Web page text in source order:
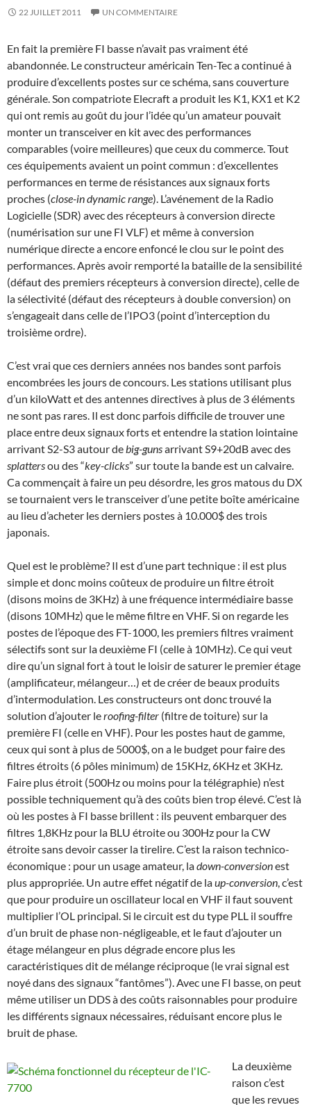
22 JUILLET 2011 UN COMMENTAIRE
En fait la première FI basse n’avait pas vraiment été
abandonnée. Le constructeur américain Ten-Tec a continué à
produire d’excellents postes sur ce schéma, sans couverture
générale. Son compatriote Elecraft a produit les K1, KX1 et K2
qui ont remis au goût du jour l’idée qu’un amateur pouvait
monter un transceiver en kit avec des performances
comparables (voire meilleures) que ceux du commerce. Tout
ces équipements avaient un point commun : d’excellentes
performances en terme de résistances aux signaux forts
proches (close-in dynamic range). L’avénement de la Radio
Logicielle (SDR) avec des récepteurs à conversion directe
(numérisation sur une FI VLF) et même à conversion
numérique directe a encore enfoncé le clou sur le point des
performances. Après avoir remporté la bataille de la sensibilité
(défaut des premiers récepteurs à conversion directe), celle de
la sélectivité (défaut des récepteurs à double conversion) on
s’engageait dans celle de l’IPO3 (point d’interception du
troisième ordre).
C’est vrai que ces derniers années nos bandes sont parfois
encombrées les jours de concours. Les stations utilisant plus
d’un kiloWatt et des antennes directives à plus de 3 éléments
ne sont pas rares. Il est donc parfois difficile de trouver une
place entre deux signaux forts et entendre la station lointaine
arrivant S2-S3 autour debig-gunsarrivant S9+20dB avec des
splattersou des “key-clicks” sur toute la bande est un calvaire.
Ca commençait à faire un peu désordre, les gros matous du DX
se tournaient vers le transceiver d’une petite boîte américaine
au lieu d’acheter les derniers postes à 10.000$ des trois
japonais.
Quel est le problème? Il est d’une part technique : il est plus
simple et donc moins coûteux de produire un filtre étroit
(disons moins de 3KHz) à une fréquence intermédiaire basse
(disons 10MHz) que le même filtre en VHF. Si on regarde les
postes de l’époque des FT-1000, les premiers filtres vraiment
sélectifs sont sur la deuxième FI (celle à 10MHz). Ce qui veut
dire qu’un signal fort à tout le loisir de saturer le premier étage
(amplificateur, mélangeur…) et de créer de beaux produits
d’intermodulation. Les constructeurs ont donc trouvé la
solution d’ajouter leroofing-filter (filtre de toiture) sur la
première FI (celle en VHF). Pour les postes haut de gamme,
ceux qui sont à plus de 5000$, on a le budget pour faire des
filtres étroits (6 pôles minimum) de 15KHz, 6KHz et 3KHz.
Faire plus étroit (500Hz ou moins pour la télégraphie) n’est
possible techniquement qu’à des coûts bien trop élevé. C’est là
où les postes à FI basse brillent : ils peuvent embarquer des
filtres 1,8KHz pour la BLU étroite ou 300Hz pour la CW
étroite sans devoir casser la tirelire. C’est la raison technico-
économique : pour un usage amateur, ladown-conversionest
plus appropriée. Un autre effet négatif de laup-conversion, c’est
que pour produire un oscillateur local en VHF il faut souvent
multiplier l’OL principal. Si le circuit est du type PLL il souffre
d’un bruit de phase non-négligeable, et le faut d’ajouter un
étage mélangeur en plus dégrade encore plus les
caractéristiques dit de mélange réciproque (le vrai signal est
noyé dans des signaux “fantômes”). Avec une FI basse, on peut
même utiliser un DDS à des coûts raisonnables pour produire
les différents signaux nécessaires, réduisant encore plus le
bruit de phase.
La deuxième
raison c’est
que les revues